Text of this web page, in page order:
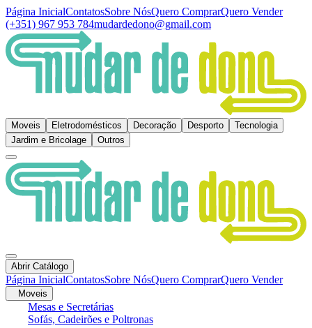
Página InicialContatosSobre NósQuero ComprarQuero Vender
(+351) 967 953 784mudardedono@gmail.com
Moveis Eletrodomésticos Decoração Desporto
Tecnologia
Jardim e Bricolage
Outros
Abrir Catálogo
Página InicialContatosSobre NósQuero ComprarQuero Vender
Moveis
Mesas e Secretárias
Sofás, Cadeirões e Poltronas